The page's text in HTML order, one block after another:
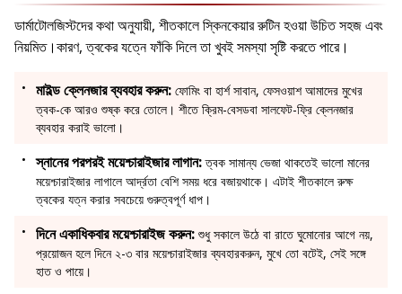
ডার্মাটোলজিস্টদের কথা অনুযায়ী, শীতকালে স্কিনকেয়ার রুটিন হওয়া উচিত সহজ এবং
নিয়মিত।কারণ, ত্বকের যত্নে ফাঁকি দিলে তা খুবই সমস্যা সৃষ্টি করতে পারে।
মাইল্ড ক্লেনজার ব্যবহার করুন: ফোমিং বা হার্শ সাবান, ফেসওয়াশ আমাদের মুখের
ত্বক-কে আরও শুষ্ক করে তোলে। শীতে ক্রিম-বেসডবা সালফেট-ফ্রি ক্লেনজার
ব্যবহার করাই ভালো।
স্নানের পরপরই ময়েশ্চারাইজার লাগান:ত্বক সামান্য ভেজা থাকতেই ভালো মানের
ময়েশ্চারাইজার লাগালে আর্দ্রতা বেশি সময় ধরে বজায়থাকে। এটাই শীতকালে রুক্ষ
ত্বকের যত্ন করার সবচেয়ে গুরুত্বপূর্ণ ধাপ।
দিনে একাধিকবার ময়েশ্চারাইজ করুন: শুধু সকালে উঠে বা রাতে ঘুমোনোর আগে নয়,
প্রয়োজন হলে দিনে ২-৩ বার ময়েশ্চারাইজার ব্যবহারকরুন, মুখে তো বটেই, সেই সঙ্গে
হাত ও পায়ে।